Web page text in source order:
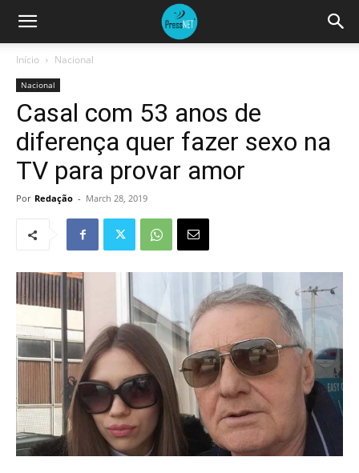
Início Nacional
Nacional
Casal com 53 anos de
diferença quer fazer sexo na
TV para provar amor
Por Redação - March 28, 2019